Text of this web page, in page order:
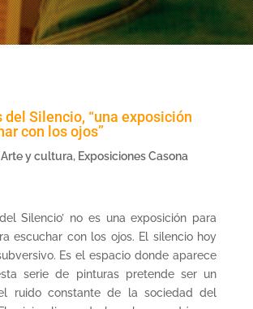
del Silencio, “una exposición
con los ojos”
Arte y cultura, Exposiciones Casona
del Silencio’ no es una exposición para
escuchar con los ojos. El silencio hoy
Es el espacio donde aparece
serie de pinturas pretende ser un
ruido constante de la sociedad del